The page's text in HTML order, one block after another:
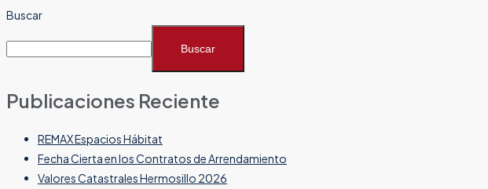
Buscar
Buscar
Publicaciones Reciente
REMAX Espacios Hábitat
Fecha Cierta en los Contratos de Arrendamiento
Valores Catastrales Hermosillo 2026